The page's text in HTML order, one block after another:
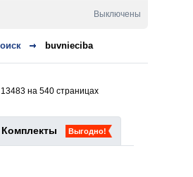
buvnieciba
на 540 страницах
Комплекты Выгодно!
Выключены